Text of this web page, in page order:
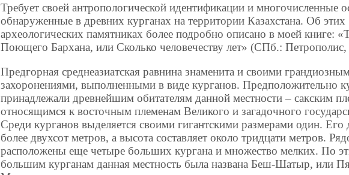
Требует своей антропологической идентификации и многочисленные
обнаруженные в древних курганах на территории Казахстана. Об этих
археологических памятниках более подробно описано в моей книге:
Поющего Бархана, или Сколько человечеству лет» (СПб.:
Предгорная среднеазиатская равнина знаменита и своими
захоронениями, выполненными в виде курганов. Предположительно
принадлежали древнейшим обитателям данной местности – сакским
относящимся к восточным племенам Великого и загадочного
Среди курганов выделяется своими гигантскими размерами один. Его
более двухсот метров, а высота составляет около тридцати метров.
расположены еще четыре больших кургана и множество мелких. По
большим курганам данная местность была названа Беш-Шатыр, или